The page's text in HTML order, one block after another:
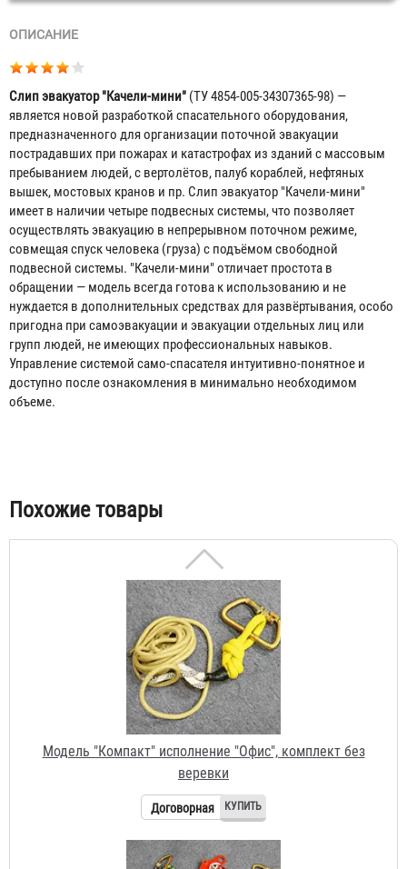
ОПИСАНИЕ
Слип эвакуатор "Качели-мини" (ТУ 4854-005-34307365-98) —
является новой разработкой спасательного оборудования,
предназначенного для организации поточной эвакуации
пострадавших при пожарах и катастрофах из зданий с массовым
пребыванием людей, с вертолётов, палуб кораблей, нефтяных
вышек, мостовых кранов и пр. Слип эвакуатор "Качели-мини"
имеет в наличии четыре подвесных системы, что позволяет
осуществлять эвакуацию в непрерывном поточном режиме,
совмещая спуск человека (груза) с подъёмом свободной
подвесной системы. "Качели-мини" отличает простота в
обращении — модель всегда готова к использованию и не
нуждается в дополнительных средствах для развёртывания, особо
пригодна при самоэвакуации и эвакуации отдельных лиц или
групп людей, не имеющих профессиональных навыков.
Управление системой само-спасателя интуитивно-понятное и
доступно после ознакомления в минимально необходимом
объеме.
Похожие товары
Веревка к "Качели" исполнение «Мини» (1 метр пог.)
Договорная
Модель "Компакт" исполнение "Офис", комплект без
веревки
Договорная
Модель "Стандарт", комплект без веревки
Договорная